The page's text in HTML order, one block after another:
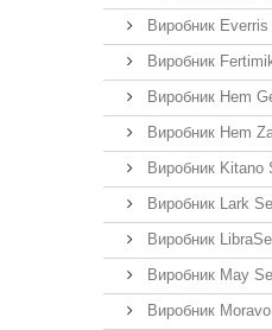
Виробник
Виробник
Виробник Hem
Виробник Hem
Виробник Kitano
Виробник Lark
Виробник
Виробник May
Виробник